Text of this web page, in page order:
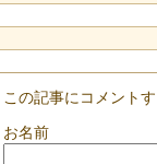
この記事にコメント
お名前